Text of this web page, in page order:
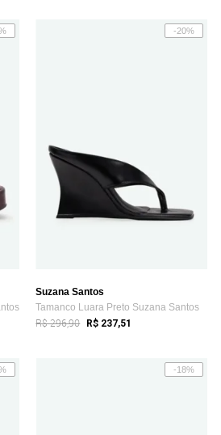
-20%
Suzana Santos
Tamanco Luara Preto Suzana Santos
R$ 296,90 R$ 237,51
-18%